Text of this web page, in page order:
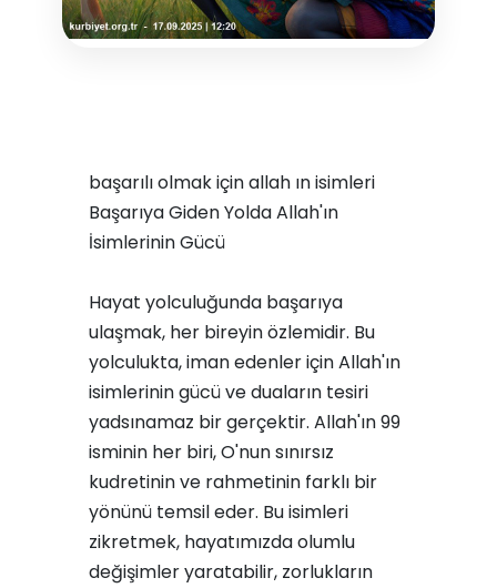
başarılı olmak için allah ın isimleri
Başarıya Giden Yolda Allah'ın
İsimlerinin Gücü
Hayat yolculuğunda başarıya
ulaşmak, her bireyin özlemidir. Bu
yolculukta, iman edenler için Allah'ın
isimlerinin gücü ve duaların tesiri
yadsınamaz bir gerçektir. Allah'ın 99
isminin her biri, O'nun sınırsız
kudretinin ve rahmetinin farklı bir
yönünü temsil eder. Bu isimleri
zikretmek, hayatımızda olumlu
değişimler yaratabilir, zorlukların